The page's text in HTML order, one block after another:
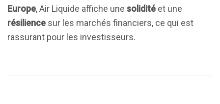
Europe, Air Liquide affiche une solidité et une
résilience sur les marchés financiers, ce qui est
rassurant pour les investisseurs.